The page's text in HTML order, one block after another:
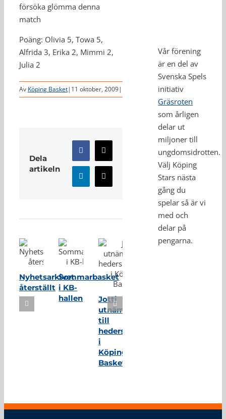
försöka glömma denna
match
Poäng: Olivia 5, Towa 5,
Alfrida 3, Erika 2, Mimmi 2,
Julia 2
Av Köping Basket| 11 oktober, 2009|
Dela
artikeln
Facebook
X
LinkedInE-
post
Nyhetsarkivet
återställt
Sommarbasket
i KB-
hallen
Jotti
utnämnd
till
hedersmedlem
i
Köping
Basket
Vår förening
är en del av
Svenska Spels
initiativ
Gräsroten
som årligen
delar ut
miljoner till
ungdomsidrotten.
Välj Köping
Stars nästa
gång du
spelar så är vi
med och
delar på
pengarna.